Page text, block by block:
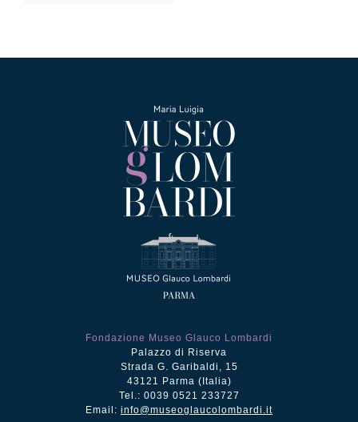
Fondazione Museo Glauco Lombardi
Palazzo di Riserva
Strada G. Garibaldi, 15
43121 Parma (Italia)
Tel.: 0039 0521 233727
Email: info@museoglaucolombardi.it